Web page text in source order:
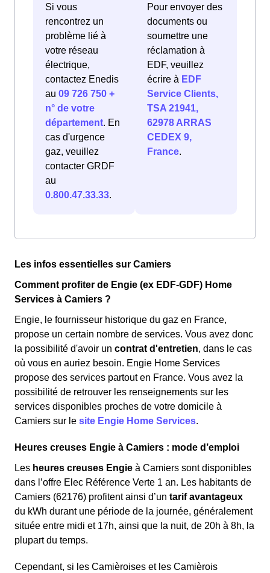
Si vous
rencontrez un
problème lié à
votre réseau
électrique,
contactez Enedis
au 09 726 750 +
n° de votre
département. En
cas d'urgence
gaz, veuillez
contacter GRDF
au
0.800.47.33.33.
Pour envoyer des
documents ou
soumettre une
réclamation à
EDF, veuillez
écrire à EDF
Service Clients,
TSA 21941,
62978 ARRAS
CEDEX 9,
France.
Les infos essentielles sur Camiers
Comment profiter de Engie (ex EDF-GDF) Home
Services à Camiers ?
Engie, le fournisseur historique du gaz en France,
propose un certain nombre de services. Vous avez donc
la possibilité d'avoir un contrat d'entretien, dans le cas
où vous en auriez besoin. Engie Home Services
propose des services partout en France. Vous avez la
possibilité de retrouver les renseignements sur les
services disponibles proches de votre domicile à
Camiers sur le site Engie Home Services.
Heures creuses Engie à Camiers : mode d’emploi
Les heures creuses Engie à Camiers sont disponibles
dans l’offre Elec Référence Verte 1 an. Les habitants de
Camiers (62176) profitent ainsi d’un tarif avantageux
du kWh durant une période de la journée, généralement
située entre midi et 17h, ainsi que la nuit, de 20h à 8h, la
plupart du temps.
Cependant, si les Camièroises et les Camièrois